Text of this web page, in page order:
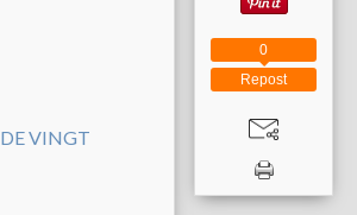
Repost
0